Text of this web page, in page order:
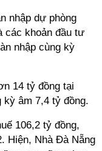
nhập dự phòng
các khoản đầu tư
nhập cùng kỳ
14 tỷ đồng tại
âm 7,4 tỷ đồng.
106,2 tỷ đồng,
Hiện, Nhà Đà Nẵng